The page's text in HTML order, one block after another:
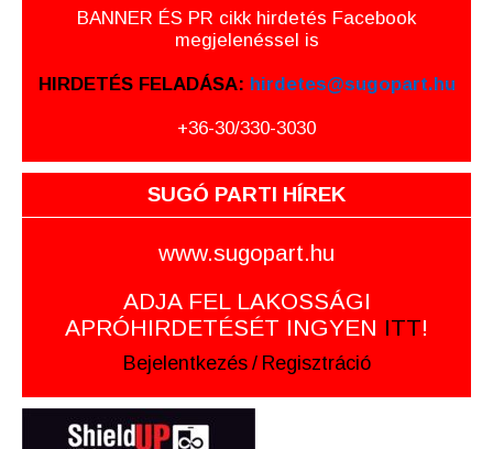
BANNER ÉS PR cikk hirdetés Facebook
megjelenéssel is
HIRDETÉS FELADÁSA: hirdetes@sugopart.hu
+36-30/330-3030
SUGÓ PARTI HÍREK
www.sugopart.hu
ADJA FEL LAKOSSÁGI
APRÓHIRDETÉSÉT INGYEN ITT!
Bejelentkezés / Regisztráció